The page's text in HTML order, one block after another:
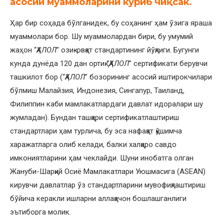
Ҳар бир соҳада бўлганидек, бу соҳанинг ҳам ўзига яраша
муаммолари бор. Шу муаммолардан бири, бу умумий
жаҳон “ҲАЛОЛ” озиқ-овқат стандартининг йўқлиги. Бугунги
кунда дунёда 120 дан ортиқ “ҲАЛОЛ” сертификати берувчи
ташкилот бор (“ҲАЛОЛ” бозорининг асосий иштирокчилари
бўлмиш Малайзия, Индонезия, Сингапур, Таиланд,
Филиппин каби мамлакатлардаги давлат идоралари шу
жумладан). Бундан ташқари сертификатлаштириш
стандартлари ҳам турлича, бу эса нафақат қўшимча
харажатларга олиб келади, балки халқаро савдо
имкониятларини ҳам чеклайди. Шуни инобатга олган
Жануби-Шарқий Осиё Мамлакатлари Уюшмасига (ASEAN)
кирувчи давлатлар ўз стандартларини мувофиқлаштириш
бўйича керакли ишларни аллақачон бошлашганлиги
эътиборга молик.